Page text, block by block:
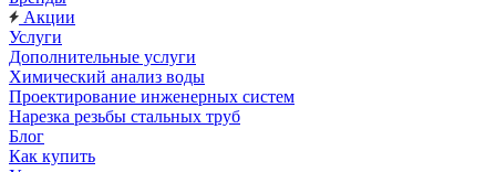
Акции
Услуги
Дополнительные услуги
Химический анализ воды
Проектирование инженерных систем
Нарезка резьбы стальных труб
Блог
Как купить